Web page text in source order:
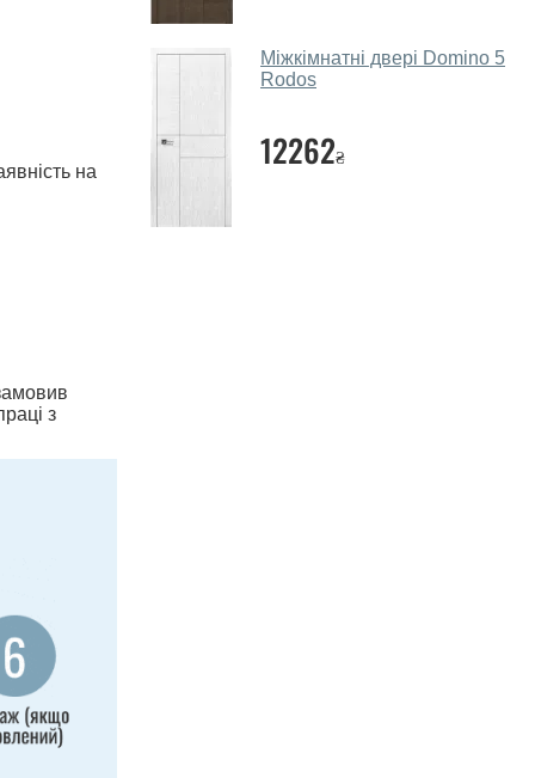
на
з
Міжкімнатні двері Domino 5
Rodos
12262₴